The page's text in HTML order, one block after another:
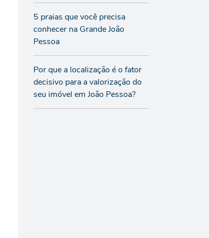
5 praias que você precisa
conhecer na Grande João
Pessoa
Por que a localização é o fator
decisivo para a valorização do
seu imóvel em João Pessoa?